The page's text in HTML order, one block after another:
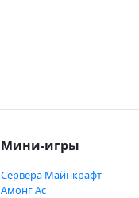
Мини-игры
Сервера Майнкрафт
Амонг Ас